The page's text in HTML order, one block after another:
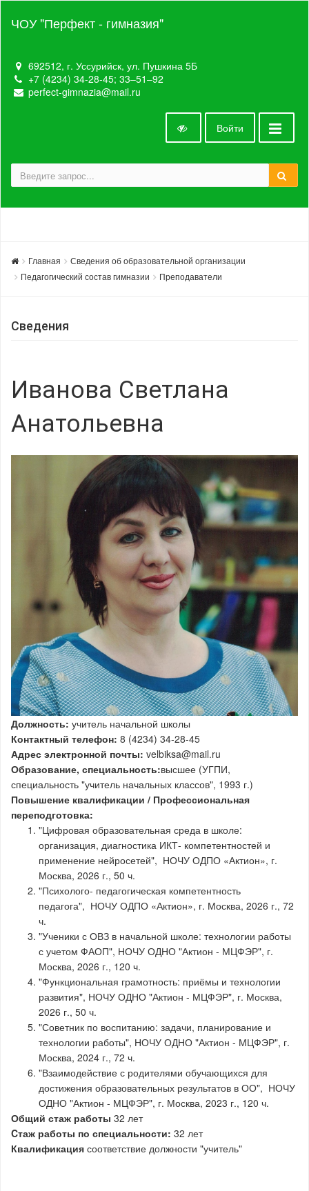
ЧОУ "Перфект - гимназия"
692512, г. Уссурийск, ул. Пушкина 5Б
+7 (4234) 34-28-45; 33‒51‒92
perfect-gimnazia@mail.ru
Войти
Главная
Сведения об образовательной организации
Педагогический состав гимназии
Преподаватели
Сведения
Иванова Светлана
Анатольевна
Должность: учитель начальной школы
Контактный телефон: 8 (4234) 34-28-45
Адрес электронной почты: velbiksa@mail.ru
Образование, специальность:высшее (УГПИ,
специальность "учитель начальных классов", 1993 г.)
Повышение квалификации / Профессиональная
переподготовка:
"Цифровая образовательная среда в школе:
организация, диагностика ИКТ- компетентностей и
применение нейросетей", НОЧУ ОДПО «Актион», г.
Москва, 2026 г., 50 ч.
"Психолого- педагогическая компетентность
педагога", НОЧУ ОДПО «Актион», г. Москва, 2026 г., 72
ч.
"Ученики с ОВЗ в начальной школе: технологии работы
с учетом ФАОП", НОЧУ ОДНО "Актион - МЦФЭР", г.
Москва, 2026 г., 120 ч.
"Функциональная грамотность: приёмы и технологии
развития", НОЧУ ОДНО "Актион - МЦФЭР", г. Москва,
2026 г., 50 ч.
"Советник по воспитанию: задачи, планирование и
технологии работы", НОЧУ ОДНО "Актион - МЦФЭР", г.
Москва, 2024 г., 72 ч.
"Взаимодействие с родителями обучающихся для
достижения образовательных результатов в ОО", НОЧУ
ОДНО "Актион - МЦФЭР", г. Москва, 2023 г., 120 ч.
Общий стаж работы 32 лет
Cтаж работы по специальности: 32 лет
Квалификация соответствие должности "учитель"